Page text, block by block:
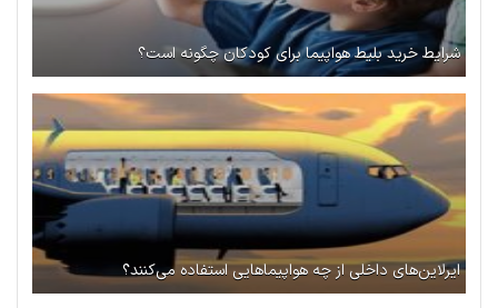
شرایط خرید بلیط هواپیما برای کودکان چگونه است؟
ایرلاین‌های داخلی از چه هواپیماهایی استفاده می‌کنند؟